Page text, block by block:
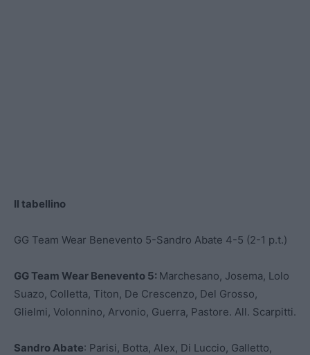
Il tabellino
GG Team Wear Benevento 5-Sandro Abate 4-5 (2-1 p.t.)
GG Team Wear Benevento 5: Marchesano, Josema, Lolo
Suazo, Colletta, Titon, De Crescenzo, Del Grosso,
Glielmi, Volonnino, Arvonio, Guerra, Pastore. All. Scarpitti.
Sandro Abate: Parisi, Botta, Alex, Di Luccio, Galletto,